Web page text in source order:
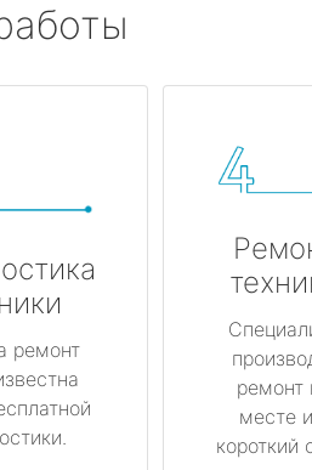
ремонт
ремонт
месте
короткий